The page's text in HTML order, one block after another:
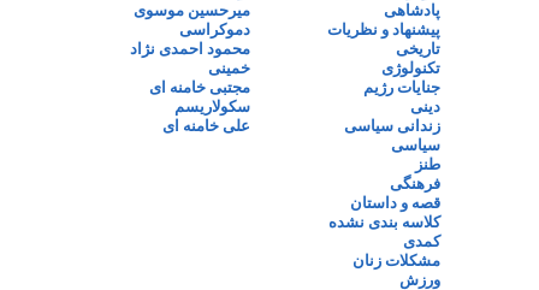
پادشاهی
پیشنهاد و نظریات
تاریخی
تکنولوژی
جنایات رژیم
دینی
زندانی سیاسی
سیاسی
طنز
فرهنگی
قصه و داستان
کلاسه بندی نشده
کمدی
مشکلات زنان
ورزش
میرحسین موسوی
دموکراسی
محمود احمدی نژاد
خمینی
مجتبی خامنه ای
سکولاریسم
علی خامنه ای